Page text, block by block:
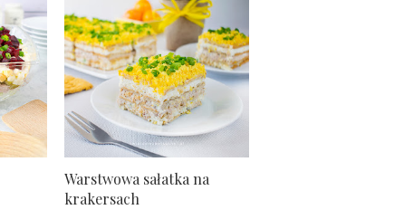
Warstwowa sałatka na
krakersach